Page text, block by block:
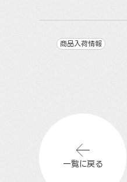
商品入荷情報
一覧に戻る